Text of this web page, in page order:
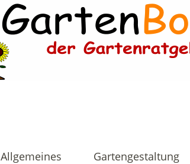
Allgemeines Gartengestaltung